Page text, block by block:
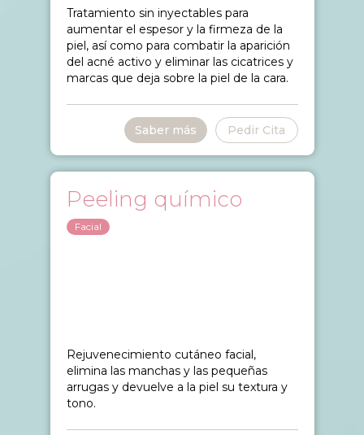
Tratamiento sin inyectables para
aumentar el espesor y la firmeza de la
piel, así como para combatir la aparición
del acné activo y eliminar las cicatrices y
marcas que deja sobre la piel de la cara.
Pedir Cita
Saber más
Peeling químico
Facial
Rejuvenecimiento cutáneo facial,
elimina las manchas y las pequeñas
arrugas y devuelve a la piel su textura y
tono.